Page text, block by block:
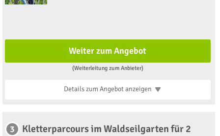
Weiter zum Angebot
(Weiterleitung zum Anbieter)
Details zum Angebotanzeigen
3 Kletterparcours im Waldseilgarten für 2